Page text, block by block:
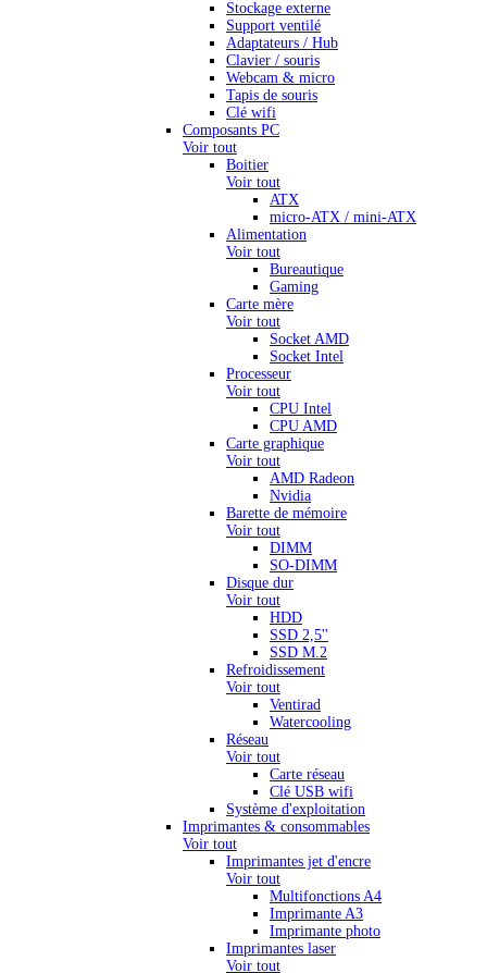
Stockage externe
Support ventilé
Adaptateurs / Hub
Clavier / souris
Webcam & micro
Tapis de souris
Clé wifi
Composants PC
Voir tout
Boitier
Voir tout
ATX
micro-ATX / mini-ATX
Alimentation
Voir tout
Bureautique
Gaming
Carte mère
Voir tout
Socket AMD
Socket Intel
Processeur
Voir tout
CPU Intel
CPU AMD
Carte graphique
Voir tout
AMD Radeon
Nvidia
Barette de mémoire
Voir tout
DIMM
SO-DIMM
Disque dur
Voir tout
HDD
SSD 2,5''
SSD M.2
Refroidissement
Voir tout
Ventirad
Watercooling
Réseau
Voir tout
Carte réseau
Clé USB wifi
Système d'exploitation
Imprimantes & consommables
Voir tout
Imprimantes jet d'encre
Voir tout
Multifonctions A4
Imprimante A3
Imprimante photo
Imprimantes laser
Voir tout